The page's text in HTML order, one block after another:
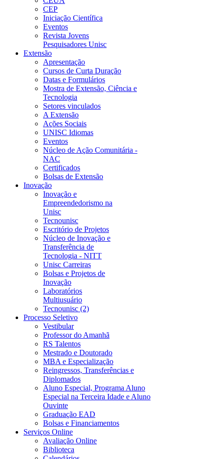
CEP
Iniciação Científica
Eventos
Revista Jovens
Pesquisadores Unisc
Extensão
Apresentação
Cursos de Curta Duração
Datas e Formulários
Mostra de Extensão, Ciência e
Tecnologia
Setores vinculados
A Extensão
Ações Sociais
UNISC Idiomas
Eventos
Núcleo de Ação Comunitária -
NAC
Certificados
Bolsas de Extensão
Inovação
Inovação e
Empreendedorismo na
Unisc
Tecnounisc
Escritório de Projetos
Núcleo de Inovação e
Transferência de
Tecnologia - NITT
Unisc Carreiras
Bolsas e Projetos de
Inovação
Laboratórios
Multiusuário
Tecnounisc (2)
Processo Seletivo
Vestibular
Professor do Amanhã
RS Talentos
Mestrado e Doutorado
MBA e Especialização
Reingressos, Transferências e
Diplomados
Aluno Especial, Programa Aluno
Especial na Terceira Idade e Aluno
Ouvinte
Graduação EAD
Bolsas e Financiamentos
Serviços Online
Avaliação Online
Biblioteca